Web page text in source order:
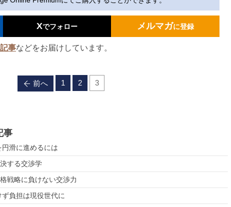
Xでフォロー メルマガに登録
事などをお届けしています。
前へ 1 2 3
事
滑に進めるには
する交渉学
戦略に負けない交渉力
負担は現役世代に